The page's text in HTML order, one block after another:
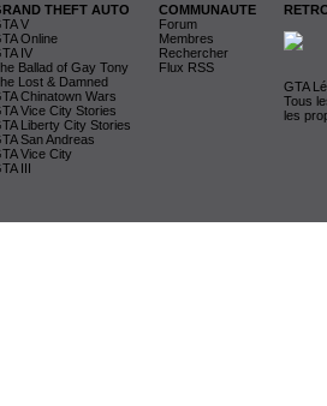
THEFT AUTO
V
Online
IV
Ballad of Gay Tony
Lost & Damned
Chinatown Wars
Vice City Stories
Liberty City Stories
San Andreas
Vice City
III
COMMUNAUTE
Forum
Membres
Rechercher
Flux RSS
GTA
Tous
les